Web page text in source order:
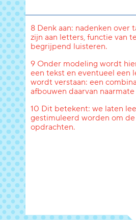
8 Denk aan: nadenken
zijn aan letters, functie van
begrijpend luisteren.
9 Onder modeling wordt
een tekst en eventueel een
wordt verstaan: een
afbouwen daarvan
10 Dit betekent: we laten
gestimuleerd worden om
opdrachten.